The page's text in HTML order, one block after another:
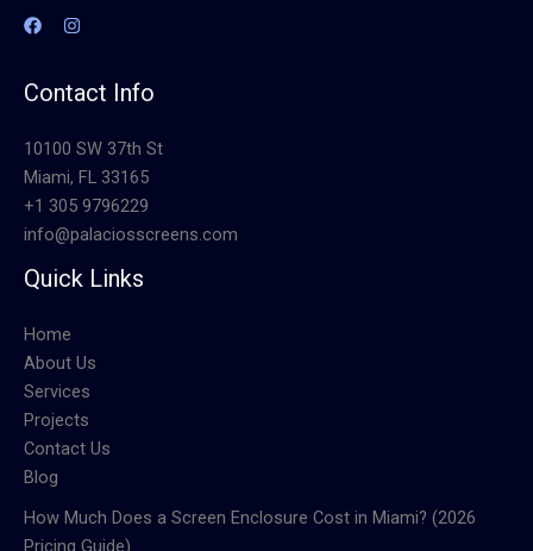
Contact Info
10100 SW 37th St
Miami, FL 33165
+1 305 9796229
info@palaciosscreens.com
Quick Links
Home
About Us
Services
Projects
Contact Us
Blog
How Much Does a Screen Enclosure Cost in Miami? (2026
Pricing Guide)